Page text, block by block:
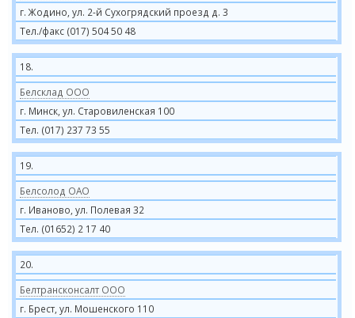
г. Жодино, ул. 2-й Сухогрядский проезд д. 3
Тел./факс (017) 504 50 48
18.
Белсклад ООО
г. Минск, ул. Старовиленская 100
Тел. (017) 237 73 55
19.
Белсолод ОАО
г. Иваново, ул. Полевая 32
Тел. (01652) 2 17 40
20.
Белтрансконсалт ООО
г. Брест, ул. Мошенского 110